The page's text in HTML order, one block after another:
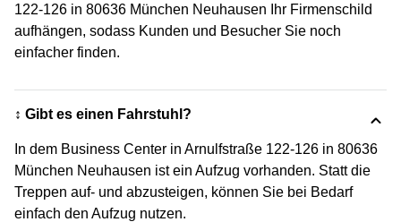
122-126 in 80636 München Neuhausen Ihr Firmenschild
aufhängen, sodass Kunden und Besucher Sie noch
einfacher finden.
↕️ Gibt es einen Fahrstuhl?
In dem Business Center in Arnulfstraße 122-126 in 80636
München Neuhausen ist ein Aufzug vorhanden. Statt die
Treppen auf- und abzusteigen, können Sie bei Bedarf
einfach den Aufzug nutzen.